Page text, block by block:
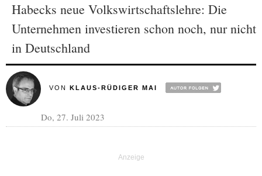
Habecks neue Volkswirtschaftslehre: Die
Unternehmen investieren schon noch, nur nicht
in Deutschland
VON KLAUS-RÜDIGER MAI
Do, 27. Juli 2023